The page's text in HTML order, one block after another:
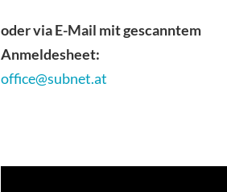
oder via E-Mail mit gescanntem
Anmeldesheet:
office@subnet.at